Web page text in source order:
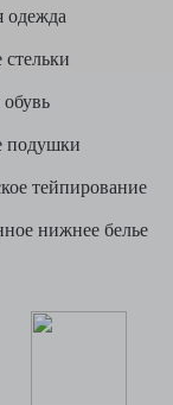
одежда
подушки
тейпирование
нижнее белье